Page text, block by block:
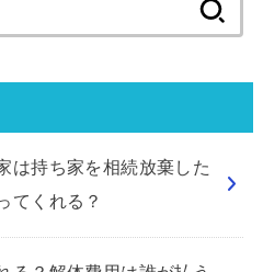
索:
は持ち家を相続放棄した
てくれる？